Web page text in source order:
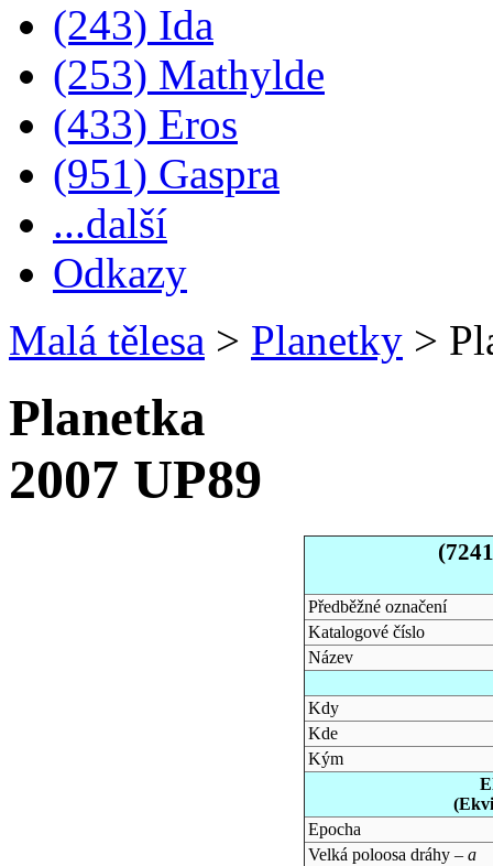
(243) Ida
(253) Mathylde
(433) Eros
(951) Gaspra
...další
Odkazy
Malá tělesa > Planetky >
Planetka
2007 UP89
Předběžné označení
Katalogové číslo
Název
Kdy
Kde
Kým
Epocha
Velká poloosa dráhy – a